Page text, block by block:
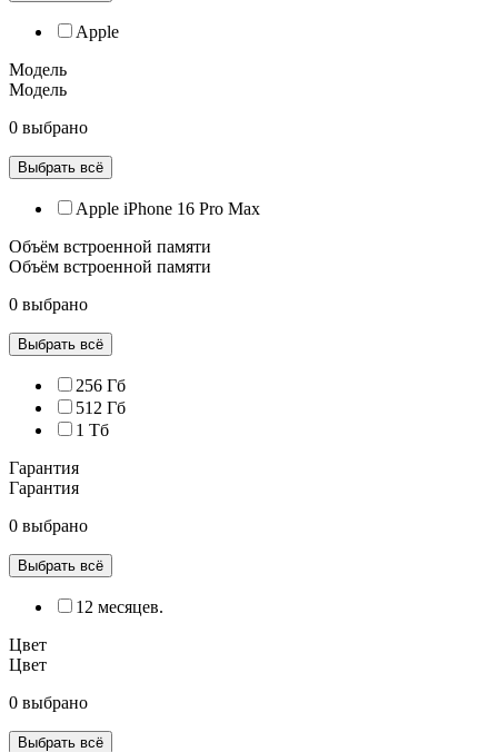
Apple
Модель
Модель
0 выбрано
Выбрать всё
Apple iPhone 16 Pro Max
Объём встроенной памяти
Объём встроенной памяти
0 выбрано
Выбрать всё
256 Гб
512 Гб
1 Тб
Гарантия
Гарантия
0 выбрано
Выбрать всё
12 месяцев.
Цвет
Цвет
0 выбрано
Выбрать всё